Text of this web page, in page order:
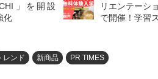
」を開設
化
リエンテーシ
で開催！学習
レンド 新商品 PR TIMES